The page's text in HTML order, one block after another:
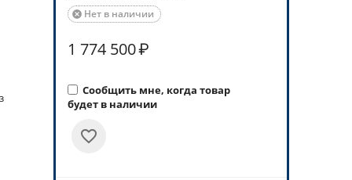
Нет в наличии

1 774 500₽
Сообщить мне, когда товар
будет в наличии